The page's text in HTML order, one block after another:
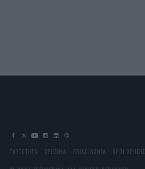
ΤΑΥΤΟΤΗΤΑ ΧΡΗΣΙΜΑ ΕΠΙΚΟΙΝΩΝΙΑ ΟΡΟΙ ΧΡΗΣΗΣ